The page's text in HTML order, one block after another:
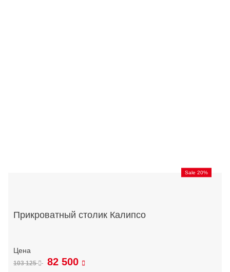
Sale 20%
Прикроватный столик Калипсо
103 125 82 500